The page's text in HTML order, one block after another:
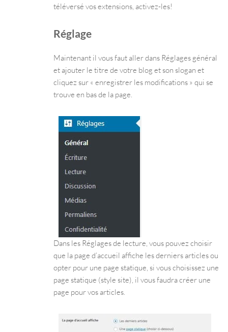
téléversé vos extensions, activez-les!
Réglage
Maintenant il vous faut aller dans Réglages général
et ajouter le titre de votre blog et son slogan et
cliquez sur « enregistrer les modifications » qui se
trouve en bas de la page.
Dans les Réglages de lecture, vous pouvez choisir
que la page d’accueil affiche les derniers articles ou
opter pour une page statique, si vous choisissez une
page statique (style site), il vous faudra créer une
page pour vos articles.